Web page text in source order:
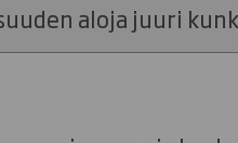
aloja juuri